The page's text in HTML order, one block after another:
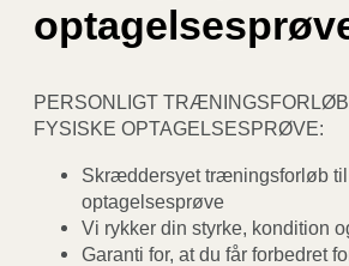
PERSONLIGT
FYSISKE OPTAGELSESPRØVE:
Skræddersyet træningsforløb
optagelsesprøve
Vi rykker din styrke, kondition
Garanti for, at du får forbedret